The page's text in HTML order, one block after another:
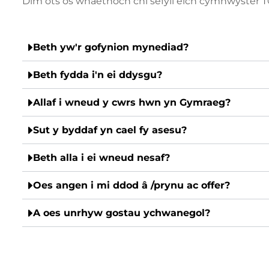
Beth yw'r gofynion mynediad?
Beth fydda i'n ei ddysgu?
Allaf i wneud y cwrs hwn yn Gymraeg?
Sut y byddaf yn cael fy asesu?
Beth alla i ei wneud nesaf?
Oes angen i mi ddod â /prynu ac offer?
A oes unrhyw gostau ychwanegol?